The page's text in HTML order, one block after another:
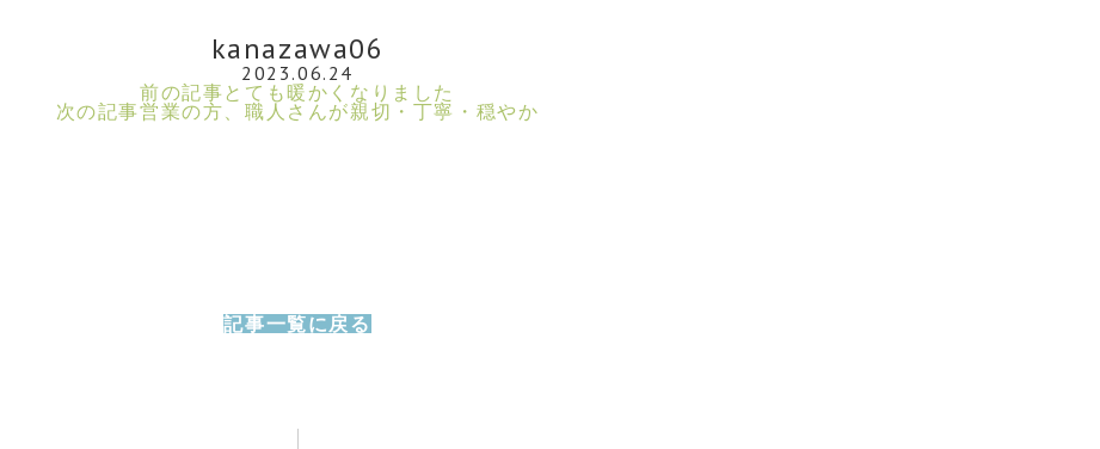
kanazawa06
2023.06.24
前の記事 とても暖かくなりました
次の記事営業の方、職人さんが親切・丁寧・穏やか
記事一覧に戻る